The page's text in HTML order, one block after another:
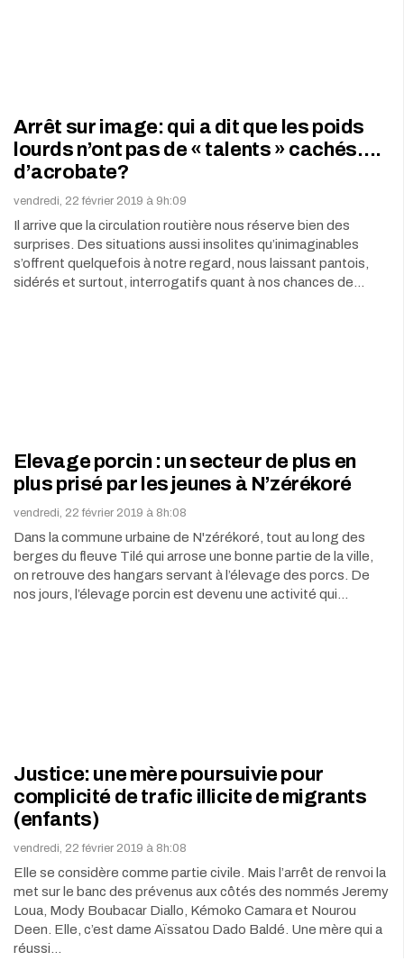
Arrêt sur image: qui a dit que les poids
lourds n’ont pas de « talents » cachés….
d’acrobate?
vendredi, 22 février 2019 à 9h:09
Il arrive que la circulation routière nous réserve bien des
surprises. Des situations aussi insolites qu’inimaginables
s’offrent quelquefois à notre regard, nous laissant pantois,
sidérés et surtout, interrogatifs quant à nos chances de…
Elevage porcin : un secteur de plus en
plus prisé par les jeunes à N’zérékoré
vendredi, 22 février 2019 à 8h:08
Dans la commune urbaine de N'zérékoré, tout au long des
berges du fleuve Tilé qui arrose une bonne partie de la ville,
on retrouve des hangars servant à l’élevage des porcs. De
nos jours, l’élevage porcin est devenu une activité qui…
Justice: une mère poursuivie pour
complicité de trafic illicite de migrants
(enfants)
vendredi, 22 février 2019 à 8h:08
Elle se considère comme partie civile. Mais l’arrêt de renvoi la
met sur le banc des prévenus aux côtés des nommés Jeremy
Loua, Mody Boubacar Diallo, Kémoko Camara et Nourou
Deen. Elle, c’est dame Aïssatou Dado Baldé. Une mère qui a
réussi…